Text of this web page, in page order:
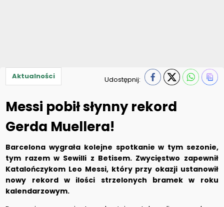
Aktualności Udostępnij:
Messi pobił słynny rekord
Gerda Muellera!
Barcelona wygrała kolejne spotkanie w tym sezonie,
tym razem w Sewilli z Betisem. Zwycięstwo zapewnił
Katalończykom Leo Messi, który przy okazji ustanowił
nowy rekord w ilości strzelonych bramek w roku
kalendarzowym.